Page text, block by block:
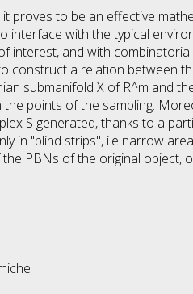
proves to be an effective
interface with the typical
interest, and with combinatorial
construct a relation between
submanifold X of R^m and
points of the sampling.
S generated, thanks to a
in "blind strips'', i.e narrow
PBNs of the original object,